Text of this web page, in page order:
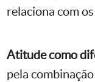
relaciona com
Atitude como
pela